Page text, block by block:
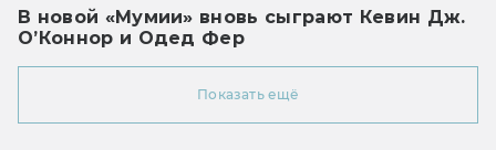
В новой «Мумии» вновь сыграют Кевин Дж.
О’Коннор и Одед Фер
Показать ещё